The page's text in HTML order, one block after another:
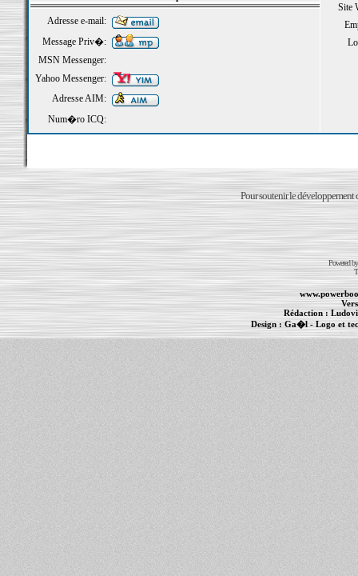
Site
Adresse e-mail:
Message Priv�:
MSN Messenger:
Yahoo Messenger:
Adresse AIM:
Num�ro ICQ:
Pour soutenir le développement
Powered
Rédaction :
Design :Ga�l - Logo et
PowerBook- MacBook Pro